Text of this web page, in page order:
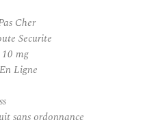
Cher
Securite
mg
Ligne
sans ordonnance